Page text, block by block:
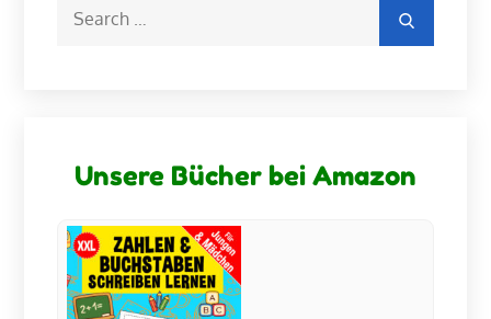
Unsere Bücher bei Amazon